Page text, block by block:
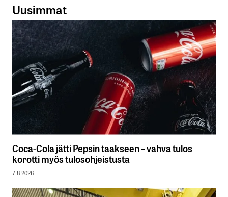
Uusimmat
Coca-Cola jätti Pepsin taakseen – vahva tulos
korotti myös tulosohjeistusta
7.8.2026